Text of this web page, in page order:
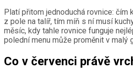
Platí přitom jednoduchá rovnice: čím
z pole na talíř, tím míň s ní musí
měsíc, kdy tahle rovnice funguje
polední menu může proměnit v malý
Co v červenci právě